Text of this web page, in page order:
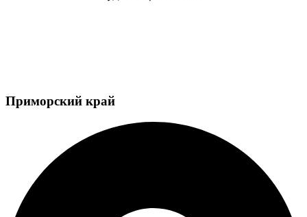
Приморский край